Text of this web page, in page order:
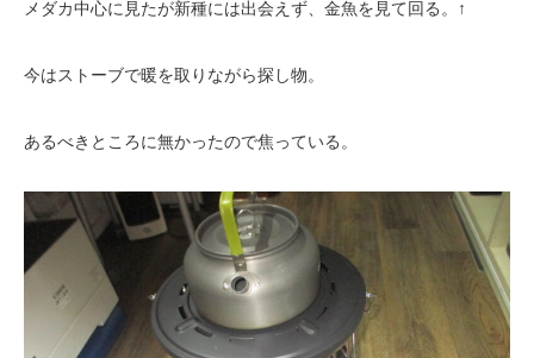
メダカ中心に見たが新種には出会えず、金魚を見て回る。↑
今はストーブで暖を取りながら探し物。
あるべきところに無かったので焦っている。